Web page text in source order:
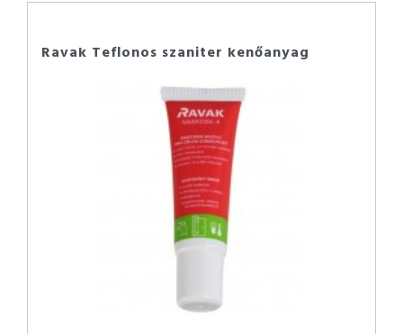
Ravak Teflonos szaniter kenőanyag